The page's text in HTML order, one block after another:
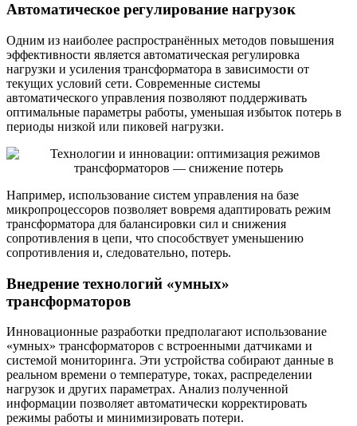
Автоматическое регулирование нагрузок
Одним из наиболее распространённых методов повышения
эффективности является автоматическая регулировка
нагрузки и усиления трансформатора в зависимости от
текущих условий сети. Современные системы
автоматического управления позволяют поддерживать
оптимальные параметры работы, уменьшая избыток потерь в
периоды низкой или пиковей нагрузки.
Например, использование систем управления на базе
микропроцессоров позволяет вовремя адаптировать режим
трансформатора для балансировки сил и снижения
сопротивления в цепи, что способствует уменьшению
сопротивления и, следовательно, потерь.
Внедрение технологий «умных»
трансформаторов
Инновационные разработки предполагают использование
«умных» трансформаторов с встроенными датчиками и
системой мониторинга. Эти устройства собирают данные в
реальном времени о температуре, токах, распределении
нагрузок и других параметрах. Анализ полученной
информации позволяет автоматически корректировать
режимы работы и минимизировать потери.